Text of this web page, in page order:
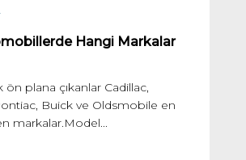
Hangi Markalar
ön plana çıkanlar Cadillac,
Buick ve Oldsmobile en
markalar.Model...